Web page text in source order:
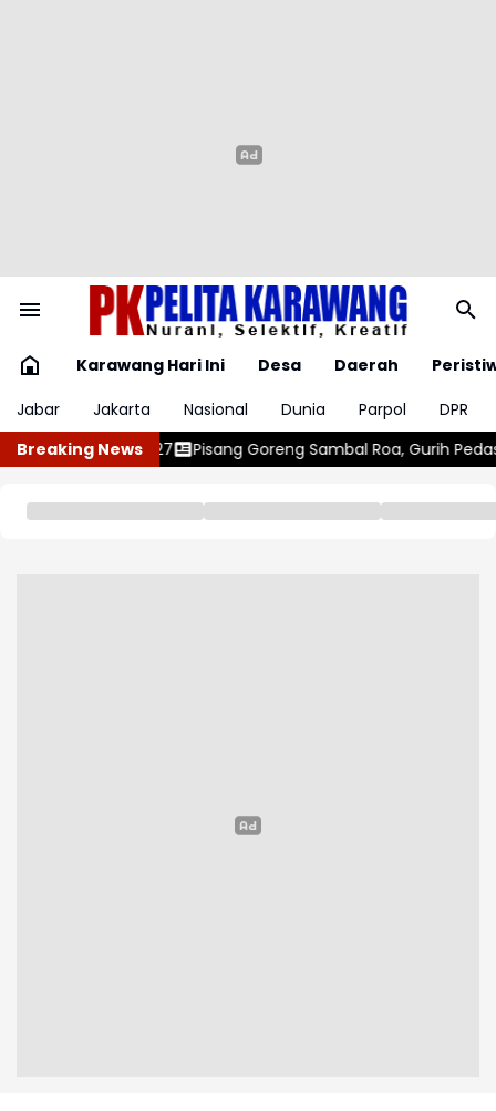
Karawang Hari Ini Desa Daerah
Jabar
Jakarta Nasional Dunia Parpol
DPR
Breaking News
Roa, Gurih Pedas Menggoda Dikira Begal Sempat